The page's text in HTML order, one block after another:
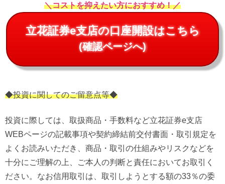
＼コストを抑えたい方におすすめ！／
立花証券e支店の口座開設はこちら
(確認ページへ)
◆投資に関してのご留意点等◆
投資に際しては、取扱商品・手数料など立花証券e支店
WEBページの記載事項や契約締結前交付書面・取引規定を
よくお読みいただき、商品・取引の仕組みやリスクなどを
十分にご理解の上、ご本人の判断と責任においてお取引く
ださい。なお信用取引は、取引しようとする額の33％の委